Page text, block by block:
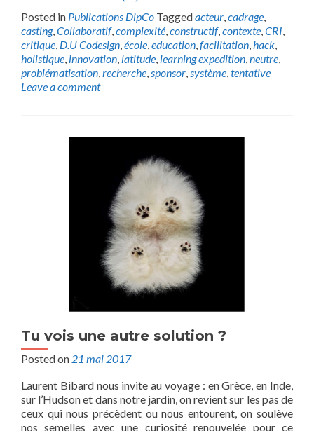
Posted in Publications DipCo Taggedacteur,cadrage,
casting,Collaboratif,complexité,constructif,contexte,CRI,
critique, D.U Codesign,école,education,facilitation,hack,
holistique, innovation, latitude, learning expedition,neutre,
problématisation,recherche,sponsor,système,tentative
Leave a comment
Tu vois une autre solution ?
Posted on 21 mai 2017
Laurent Bibard nous invite au voyage : en Grèce, en Inde,
sur l’Hudson et dans notre jardin, on revient sur les pas de
ceux qui nous précèdent ou nous entourent, on soulève
nos semelles avec une curiosité renouvelée pour ce